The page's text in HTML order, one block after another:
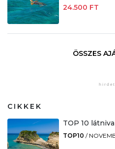
24.500 FT
ÖSSZES
CIKKEK
TOP 10
TOP10 /